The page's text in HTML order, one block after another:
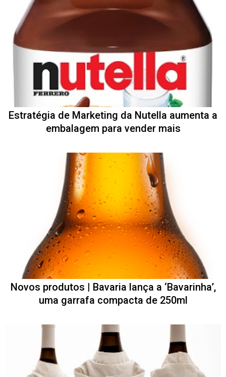
Estratégia de Marketing da Nutella aumenta a
embalagem para vender mais
Novos produtos | Bavaria lança a ‘Bavarinha’,
uma garrafa compacta de 250ml